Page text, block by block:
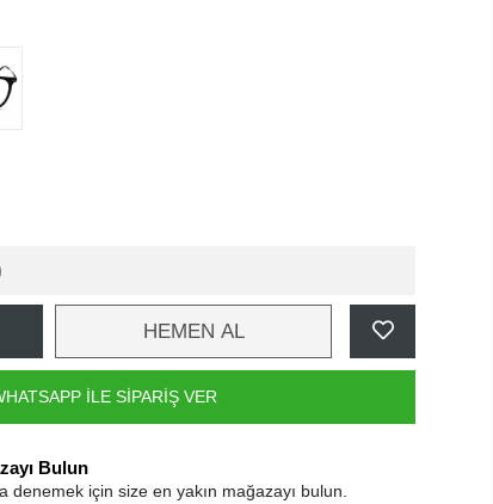
HEMEN AL
İLE SİPARİŞ VER
Bulun
denemek için size en yakın mağazayı bulun.